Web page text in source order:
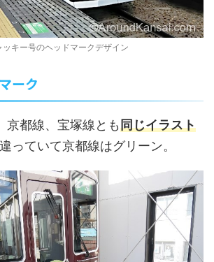
ッキー号のヘッドマークデザイン
ーク
京都線、宝塚線とも同じイラスト
っていて京都線はグリーン。